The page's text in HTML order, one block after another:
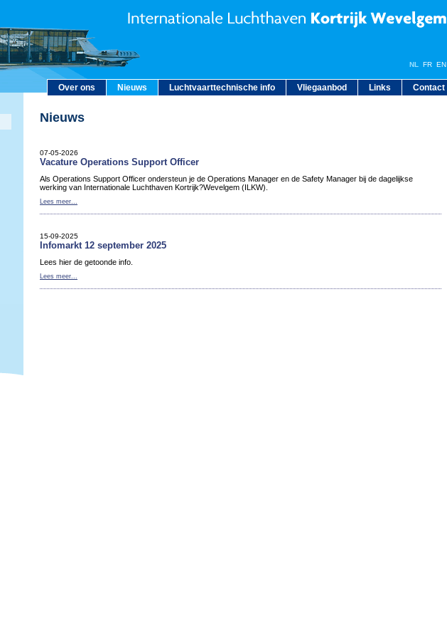
Over ons Nieuws Luchtvaarttechnische info Vliegaanbod Links Contact
NL FR EN
Nieuws
07-05-2026
Vacature Operations Support Officer
Als Operations Support Officer ondersteun je de Operations Manager en de Safety Manager bij de dagelijkse
werking van Internationale Luchthaven Kortrijk?Wevelgem (ILKW).
Lees meer...
15-09-2025
Infomarkt 12 september 2025
Lees hier de getoonde info.
Lees meer...